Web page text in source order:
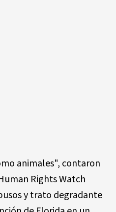
animales", contaron
Rights Watch
y trato degradante